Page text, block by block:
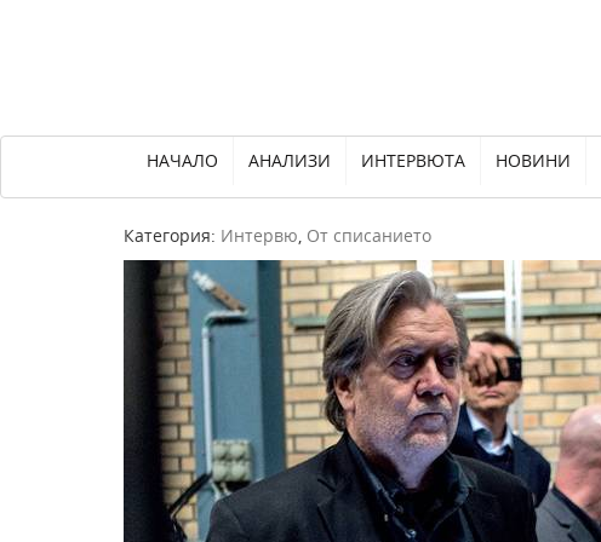
НАЧАЛО АНАЛИЗИ ИНТЕРВЮТА НОВИНИ
Категория: Интервю, От списанието